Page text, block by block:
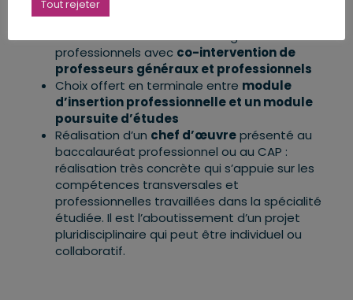
Enseignements généraux contextualisés et
mieux articulés avec les enseignements
professionnels avec co-intervention de
professeurs généraux et professionnels
Choix offert en terminale entre module
d’insertion professionnelle et un module
poursuite d’études
Réalisation d’un chef d’œuvreprésenté au
baccalauréat professionnel ou au CAP :
réalisation très concrète qui s’appuie sur les
compétences transversales et
professionnelles travaillées dans la spécialité
étudiée. Il est l’aboutissement d’un projet
pluridisciplinaire qui peut être individuel ou
collaboratif.
Tout rejeter